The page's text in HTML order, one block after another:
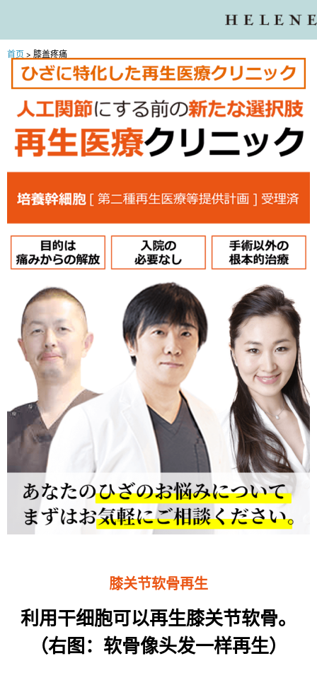
干细胞的特性
医师・专家
集团系列医院
常见问题初访患者安心服务支持主题
询问
首页> 膝盖疼痛
膝关节软骨再生
利用干细胞可以再生膝关节软骨。
（右图：软骨像头发一样再生）